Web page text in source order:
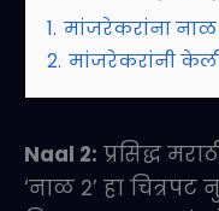
1. मांजरेकरांना नाळ
2. मांजरेकरांनी केली
Naal 2: प्रसिद्ध
‘नाळ 2’ हा चित्रपट